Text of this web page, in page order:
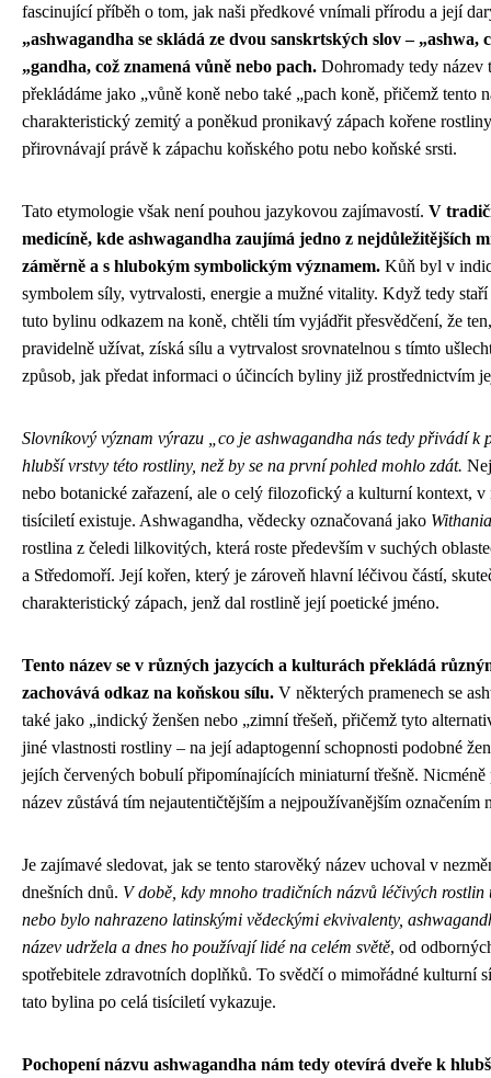
fascinující příběh o tom, jak naši předkové vnímali přírodu a její
„ashwagandha se skládá ze dvou sanskrtských slov – „ashwa,
„gandha, což znamená vůně nebo pach. Dohromady tedy název
překládáme jako „vůně koně nebo také „pach koně, přičemž tento
charakteristický zemitý a poněkud pronikavý zápach kořene
přirovnávají právě k zápachu koňského potu nebo koňské srsti.
Tato etymologie však není pouhou jazykovou zajímavostí. V
medicíně, kde ashwagandha zaujímá jedno z nejdůležitějších
záměrně a s hlubokým symbolickým významem. Kůň byl v
symbolem síly, vytrvalosti, energie a mužné vitality. Když tedy
tuto bylinu odkazem na koně, chtěli tím vyjádřit přesvědčení, že
pravidelně užívat, získá sílu a vytrvalost srovnatelnou s tímto
způsob, jak předat informaci o účincích byliny již prostřednictvím
Slovníkový význam výrazu „co je ashwagandha nás tedy přivádí k
hlubší vrstvy této rostliny, než by se na první pohled mohlo zdát.
nebo botanické zařazení, ale o celý filozofický a kulturní kontext, v
tisíciletí existuje. Ashwagandha, vědecky označovaná jako
rostlina z čeledi lilkovitých, která roste především v suchých
a Středomoří. Její kořen, který je zároveň hlavní léčivou částí,
charakteristický zápach, jenž dal rostlině její poetické jméno.
Tento název se v různých jazycích a kulturách překládá
zachovává odkaz na koňskou sílu. V některých pramenech se
také jako „indický ženšen nebo „zimní třešeň, přičemž tyto
jiné vlastnosti rostliny – na její adaptogenní schopnosti podobné
jejích červených bobulí připomínajících miniaturní třešně. Nicméně
název zůstává tím nejautentičtějším a nejpoužívanějším označením
Je zajímavé sledovat, jak se tento starověký název uchoval v
dnešních dnů. V době, kdy mnoho tradičních názvů léčivých rostlin
nebo bylo nahrazeno latinskými vědeckými ekvivalenty,
název udržela a dnes ho používají lidé na celém světě, od
spotřebitele zdravotních doplňků. To svědčí o mimořádné kulturní
tato bylina po celá tisíciletí vykazuje.
Pochopení názvu ashwagandha nám tedy otevírá dveře k